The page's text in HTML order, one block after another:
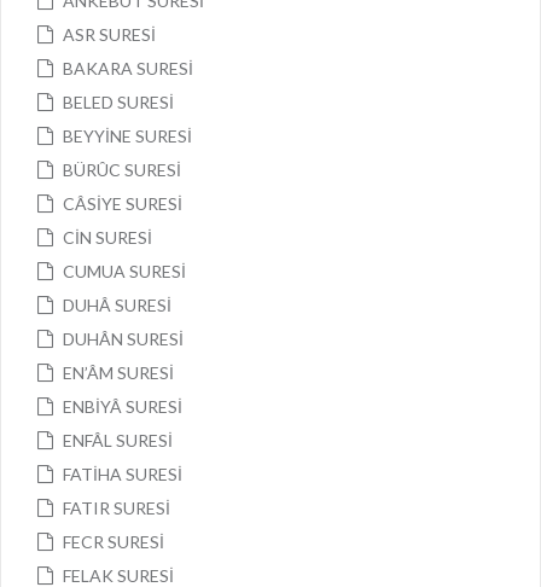
ASR SURESİ
BAKARA SURESİ
BELED SURESİ
BEYYİNE SURESİ
BÜRÛC SURESİ
CÂSİYE SURESİ
CİN SURESİ
CUMUA SURESİ
DUHÂ SURESİ
DUHÂN SURESİ
EN’ÂM SURESİ
ENBİYÂ SURESİ
ENFÂL SURESİ
FATİHA SURESİ
FATIR SURESİ
FECR SURESİ
FELAK SURESİ